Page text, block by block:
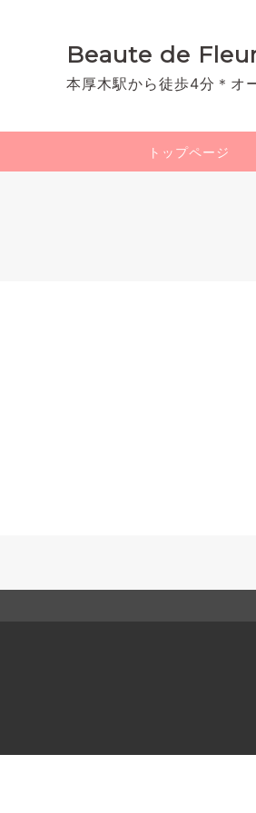
Beaute de
本厚木駅から徒歩4分＊オ
トップページ